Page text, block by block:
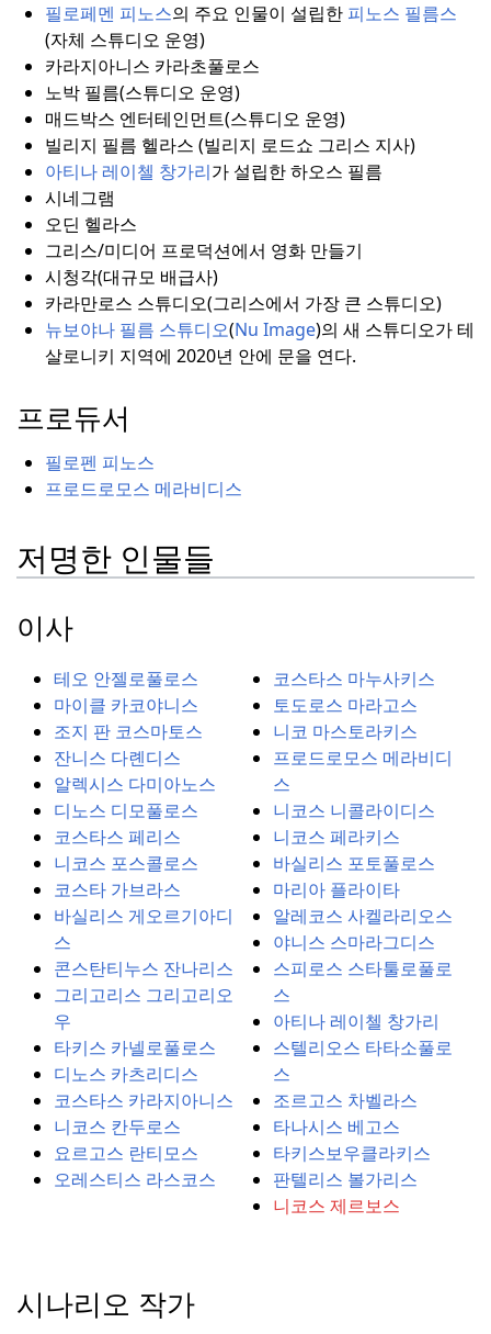
필로페멘 피노스의 주요 인물이 설립한 피노스 필름스
(자체 스튜디오 운영)
카라지아니스 카라초풀로스
노박 필름(스튜디오 운영)
매드박스 엔터테인먼트(스튜디오 운영)
빌리지 필름 헬라스 (빌리지 로드쇼 그리스 지사)
아티나 레이첼 창가리가 설립한 하오스 필름
시네그램
오딘 헬라스
그리스/미디어 프로덕션에서 영화 만들기
시청각(대규모 배급사)
카라만로스 스튜디오(그리스에서 가장 큰 스튜디오)
뉴보야나 필름 스튜디오(Nu Image)의 새 스튜디오가 테
살로니키 지역에 2020년 안에 문을 연다.
프로듀서
필로펜 피노스
프로드로모스 메라비디스
저명한 인물들
이사
테오 안젤로풀로스
마이클 카코야니스
조지 판 코스마토스
잔니스 다롄디스
알렉시스 다미아노스
디노스 디모풀로스
코스타스 페리스
니코스 포스콜로스
코스타 가브라스
바실리스 게오르기아디
스
콘스탄티누스 잔나리스
그리고리스 그리고리오
우
타키스 카넬로풀로스
디노스 카츠리디스
코스타스 카라지아니스
니코스 칸두로스
요르고스 란티모스
오레스티스 라스코스
코스타스 마누사키스
토도로스 마라고스
니코 마스토라키스
프로드로모스 메라비디
스
니코스 니콜라이디스
니코스 페라키스
바실리스 포토풀로스
마리아 플라이타
알레코스 사켈라리오스
야니스 스마라그디스
스피로스 스타툴로풀로
스
아티나 레이첼 창가리
스텔리오스 타타소풀로
스
조르고스 차벨라스
타나시스 베고스
타키스보우클라키스
판텔리스 볼가리스
니코스 제르보스
시나리오 작가